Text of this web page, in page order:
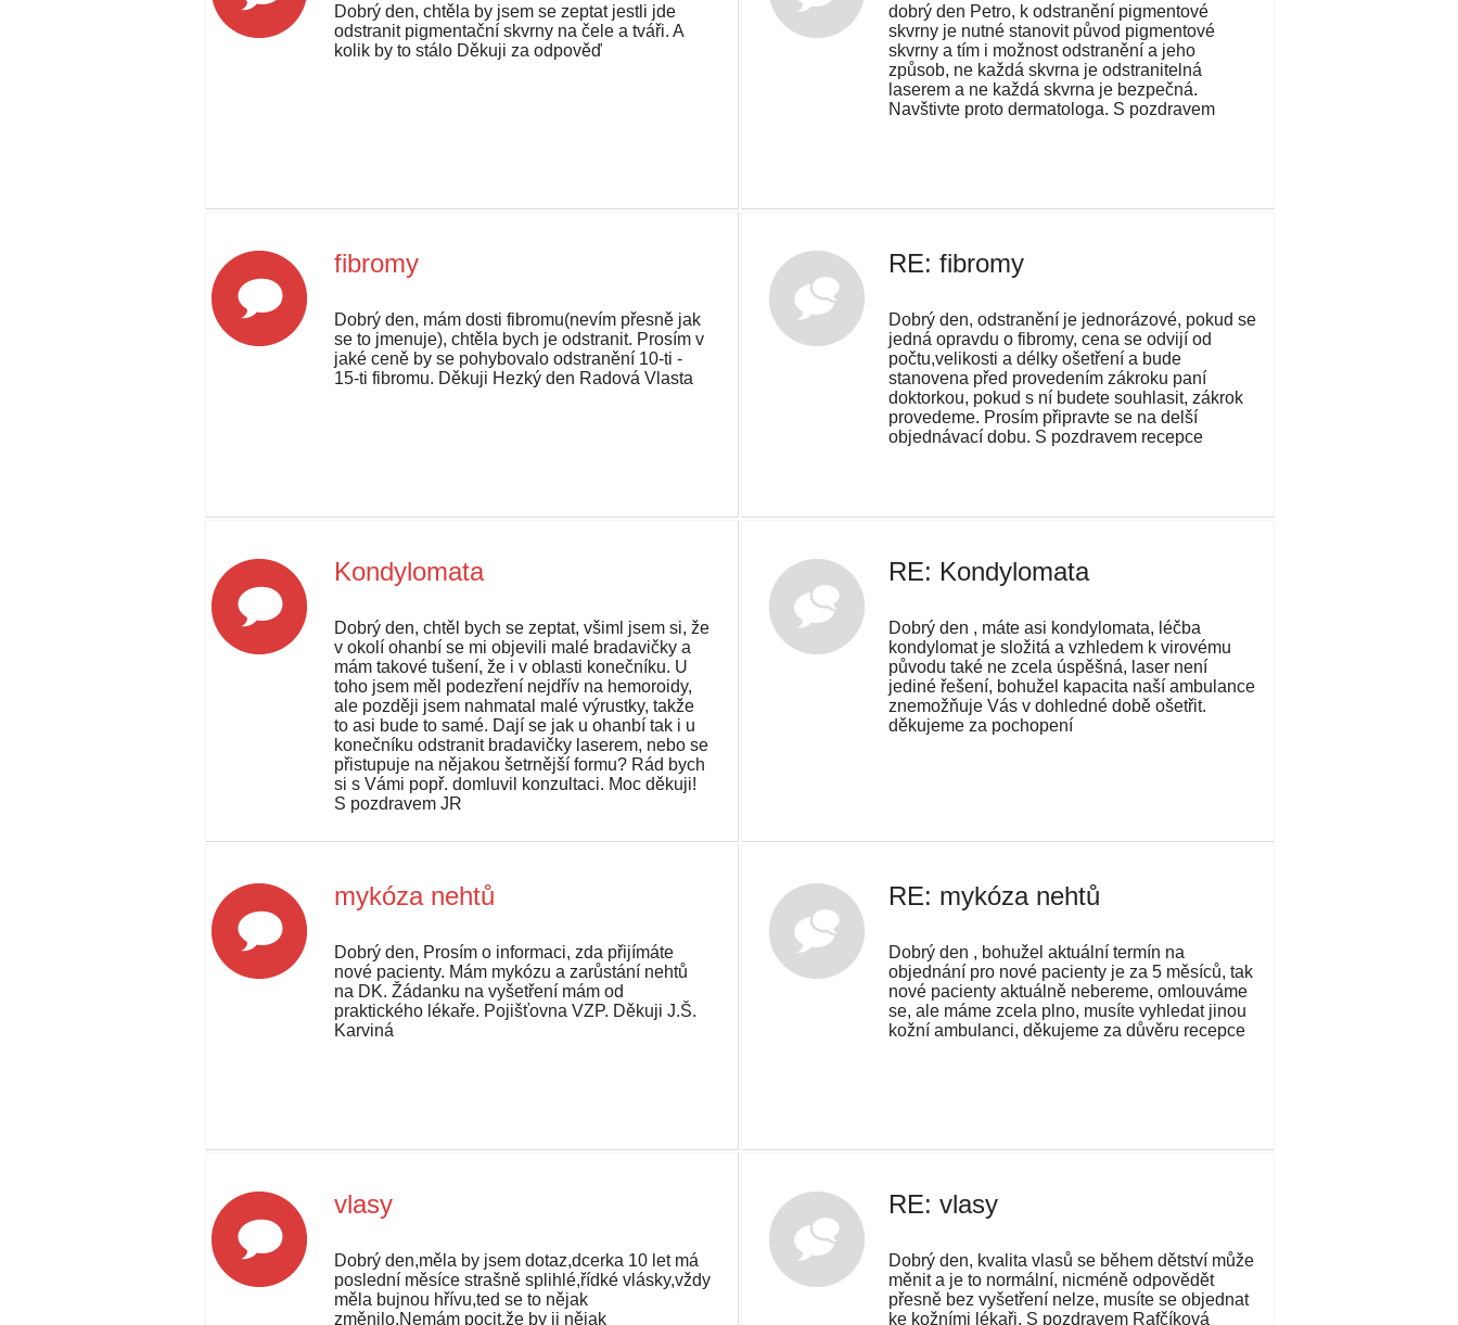
Dobrý den, chtěla by jsem se zeptat jestli jde
odstranit pigmentační skvrny na čele a tváři. A
kolik by to stálo Děkuji za odpověď
dobrý den Petro, k odstranění pigmentové
skvrny je nutné stanovit původ pigmentové
skvrny a tím i možnost odstranění a jeho
způsob, ne každá skvrna je odstranitelná
laserem a ne každá skvrna je bezpečná.
Navštivte proto dermatologa. S pozdravem
fibromy
Dobrý den, mám dosti fibromu(nevím přesně jak
se to jmenuje), chtěla bych je odstranit. Prosím v
jaké ceně by se pohybovalo odstranění 10-ti -
15-ti fibromu. Děkuji Hezký den Radová Vlasta
RE: fibromy
Dobrý den, odstranění je jednorázové, pokud se
jedná opravdu o fibromy, cena se odvijí od
počtu,velikosti a délky ošetření a bude
stanovena před provedením zákroku paní
doktorkou, pokud s ní budete souhlasit, zákrok
provedeme. Prosím připravte se na delší
objednávací dobu. S pozdravem recepce
Kondylomata
Dobrý den, chtěl bych se zeptat, všiml jsem si, že
v okolí ohanbí se mi objevili malé bradavičky a
mám takové tušení, že i v oblasti konečníku. U
toho jsem měl podezření nejdřív na hemoroidy,
ale později jsem nahmatal malé výrustky, takže
to asi bude to samé. Dají se jak u ohanbí tak i u
konečníku odstranit bradavičky laserem, nebo se
přistupuje na nějakou šetrnější formu? Rád bych
si s Vámi popř. domluvil konzultaci. Moc děkuji!
S pozdravem JR
RE: Kondylomata
Dobrý den , máte asi kondylomata, léčba
kondylomat je složitá a vzhledem k virovému
původu také ne zcela úspěšná, laser není
jediné řešení, bohužel kapacita naší ambulance
znemožňuje Vás v dohledné době ošetřit.
děkujeme za pochopení
mykóza nehtů
Dobrý den, Prosím o informaci, zda přijímáte
nové pacienty. Mám mykózu a zarůstání nehtů
na DK. Žádanku na vyšetření mám od
praktického lékaře. Pojišťovna VZP. Děkuji J.Š.
Karviná
RE: mykóza nehtů
Dobrý den , bohužel aktuální termín na
objednání pro nové pacienty je za 5 měsíců, tak
nové pacienty aktuálně nebereme, omlouváme
se, ale máme zcela plno, musíte vyhledat jinou
kožní ambulanci, děkujeme za důvěru recepce
vlasy
Dobrý den,měla by jsem dotaz,dcerka 10 let má
poslední měsíce strašně splihlé,řídké vlásky,vždy
měla bujnou hřívu,ted se to nějak
změnilo.Nemám pocit,že by ji nějak
RE: vlasy
Dobrý den, kvalita vlasů se během dětství může
měnit a je to normální, nicméně odpovědět
přesně bez vyšetření nelze, musíte se objednat
ke kožními lékaři. S pozdravem Rafčíková